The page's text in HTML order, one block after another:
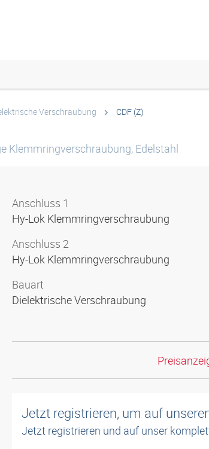
Verschraubung CDF (Z)
Klemmringverschraubung, Edelstahl
Anschluss 1
Hy-Lok Klemmringverschraubung
Anschluss 2
Hy-Lok Klemmringverschraubung
Bauart
Dielektrische Verschraubung
Jetzt registrieren, um auf
Jetzt registrieren und auf unser